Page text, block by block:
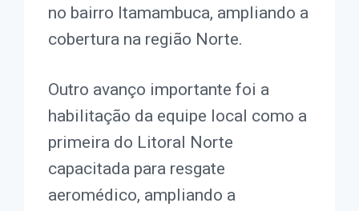
no bairro Itamambuca, ampliando a
cobertura na região Norte.
Outro avanço importante foi a
habilitação da equipe local como a
primeira do Litoral Norte
capacitada para resgate
aeromédico, ampliando a